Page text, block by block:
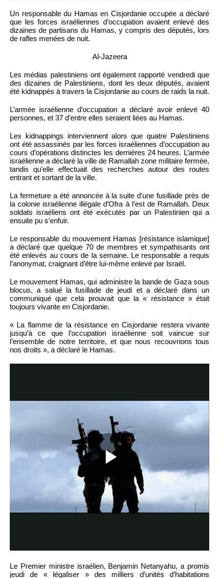
Un responsable du Hamas en Cisjordanie occupée a déclaré
que les forces israéliennes d’occupation avaient enlevé des
dizaines de partisans du Hamas, y compris des députés, lors
de rafles menées de nuit.
Al-Jazeera
Les médias palestiniens ont également rapporté vendredi que
des dizaines de Palestiniens, dont les deux députés, avaient
été kidnappés à travers la Cisjordanie au cours de raids la nuit.
L’armée israélienne d’occupation a déclaré avoir enlevé 40
personnes, et 37 d’entre elles seraient liées au Hamas.
Les kidnappings interviennent alors que quatre Palestiniens
ont été assassinés par les forces israéliennes d’occupation au
cours d’opérations distinctes les dernières 24 heures. L’armée
israélienne a déclaré la ville de Ramallah zone militaire fermée,
tandis qu’elle effectuait des recherches autour des routes
entrant et sortant de la ville.
La fermeture a été annoncée à la suite d’une fusillade près de
la colonie israélienne illégale d’Ofra à l’est de Ramallah. Deux
soldats israéliens ont été exécutés par un Palestinien qui a
ensuite pu s’enfuir.
Le responsable du mouvement Hamas [résistance islamique]
a déclaré que quelque 70 de membres et sympathisants ont
été enlevés au cours de la semaine. Le responsable a requis
l’anonymat, craignant d’être lui-même enlevé par Israël.
Le mouvement Hamas, qui administre la bande de Gaza sous
blocus, a salué la fusillade de jeudi et a déclaré dans un
communiqué que cela prouvait que la « résistance » était
toujours vivante en Cisjordanie.
« La flamme de la résistance en Cisjordanie restera vivante
jusqu’à ce que l’occupation israélienne soit vaincue sur
l’ensemble de notre territoire, et que nous recouvrions tous
nos droits », a déclaré le Hamas.
Le Premier ministre israélien, Benjamin Netanyahu, a promis
jeudi de « légaliser » des milliers d’unités d’habitations